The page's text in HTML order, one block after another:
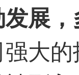
展
大